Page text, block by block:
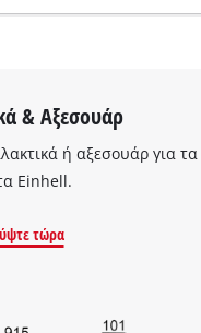
& Αξεσουάρ
ή αξεσουάρ για τα
Einhell.
τώρα